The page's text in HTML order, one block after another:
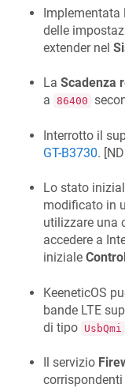
Implementata
delle
extender nel
La Scadenza
a 86400
Interrotto il
GT-B3730. [
Lo stato
modificato in
utilizzare una
accedere a
iniziale
KeeneticOS
bande LTE
di tipo UsbQmi
Il servizio